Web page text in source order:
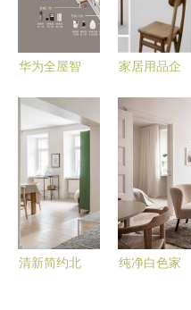
华为全屋智
店加盟费用
详解
家居用品企
察市场趋
势，把握发
展机遇
清新简约北
纯净白色家